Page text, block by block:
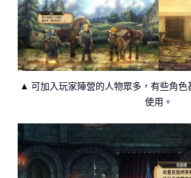
▲ 可加入玩家陣營的人物眾多，有些角色
使用。